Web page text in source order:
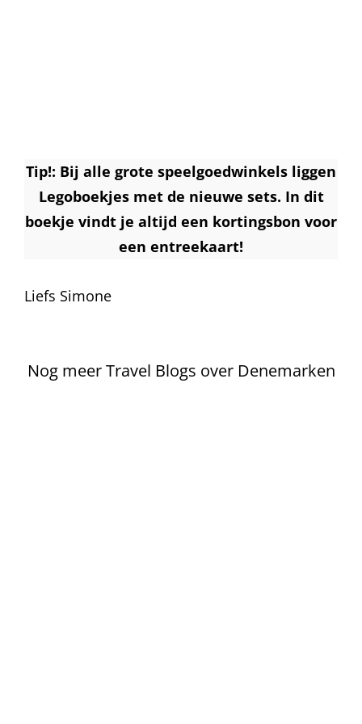
Tip!: Bij alle grote speelgoedwinkels liggen
Legoboekjes met de nieuwe sets. In dit
boekje vindt je altijd een kortingsbon voor
een entreekaart!
Liefs Simone
Nog meer Travel Blogs over Denemarken